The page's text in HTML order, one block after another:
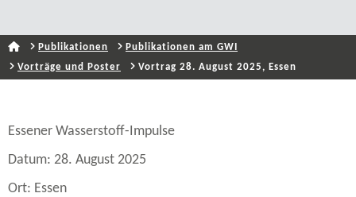
Publikationen
Publikationen am GWI
Vorträge und Poster
Vortrag 28. August 2025, Essen
Essener Wasserstoff-​Impulse
Datum: 28. August 2025
Ort: Essen